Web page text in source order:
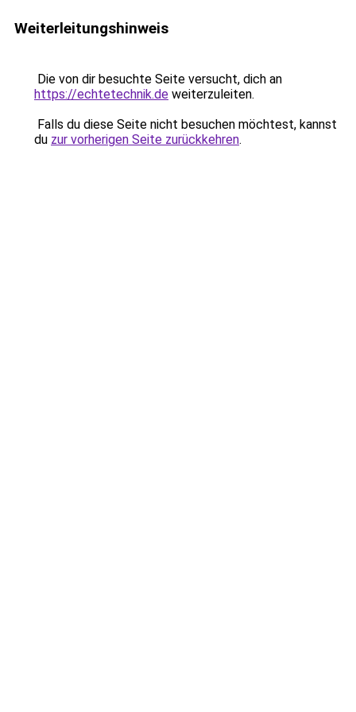
Weiterleitungshinweis
Die von dir besuchte Seite versucht, dich an
https://echtetechnik.de weiterzuleiten.
Falls du diese Seite nicht besuchen möchtest, kannst
du zur vorherigen Seite zurückkehren.